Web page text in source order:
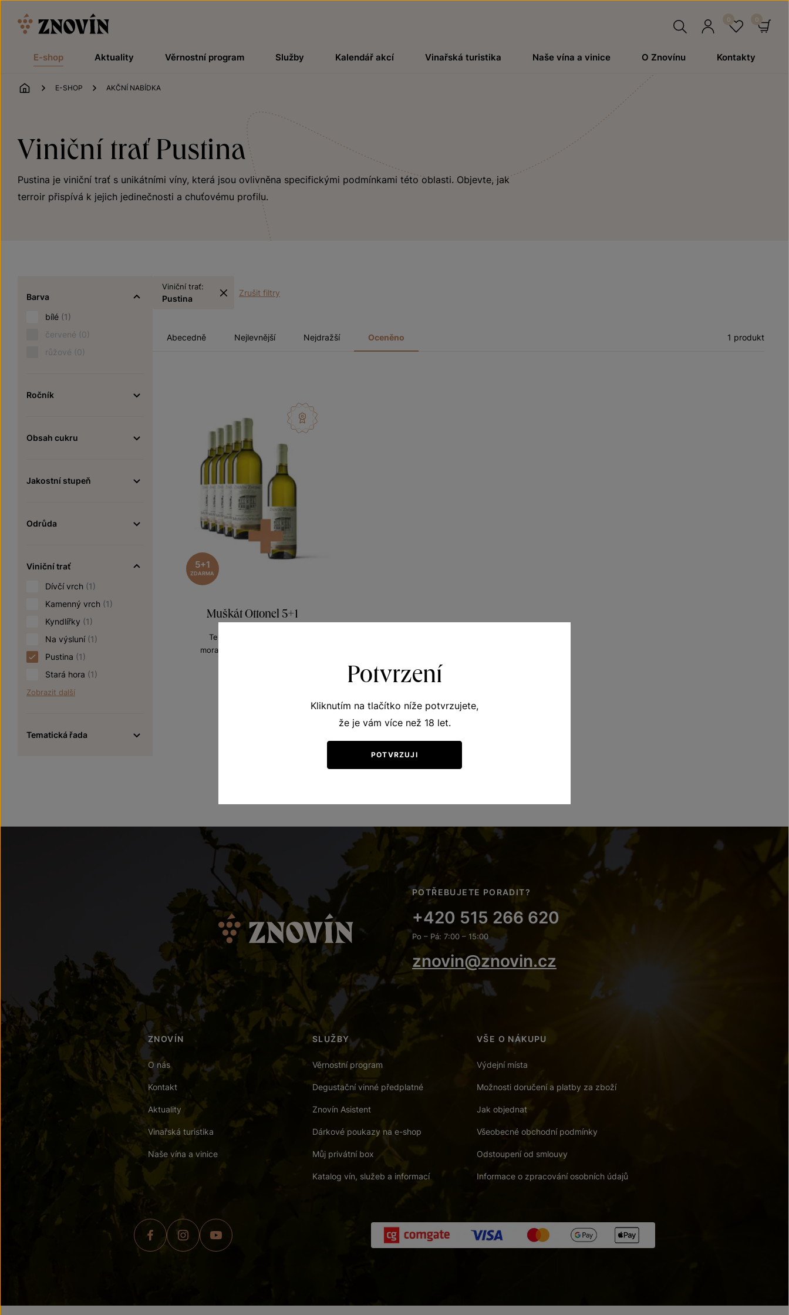
E-shop Aktuality Věrnostní program Služby Kalendář akcí Vinařská turistika Naše vína a vinice O Znovínu Kontakty
ÚVOD
E-SHOP AKČNÍ NABÍDKA
Viniční trať Pustina
Pustina je viniční trať s unikátními víny, která jsou ovlivněna specifickými podmínkami této oblasti. Objevte, jak
terroir přispívá k jejich jedinečnosti a chuťovému profilu.
Barva
bílé (1)
červené (0)
růžové (0)
Ročník
Obsah cukru
Jakostní stupeň
Odrůda
Viniční trať
Dívčí vrch (1)
Kamenný vrch (1)
Kyndlířky (1)
Na výsluní (1)
Pustina (1)
Stará hora (1)
Zobrazit další
Tematická řada
Viniční trať:
Pustina
Zrušit filtry
Abecedně Nejlevnější Nejdražší Oceněno 1 produkt
5+1
ZDARMA
Muškát Ottonel 5+1
Terroir - toulky vinicemi
moravské zemské víno 2020
POTŘEBUJETE PORADIT?
+420 515 266 620
Po – Pá: 7:00 – 15:00
znovin@znovin.cz
ZNOVÍN
O nás
Kontakt
Aktuality
Vinařská turistika
Naše vína a vinice
SLUŽBY
Věrnostní program
Degustační vinné předplatné
Znovín Asistent
Dárkové poukazy na e-shop
Můj privátní box
Katalog vín, služeb a informací
VŠE O NÁKUPU
Výdejní místa
Možnosti doručení a platby za zboží
Jak objednat
Všeobecné obchodní podmínky
Odstoupení od smlouvy
Informace o zpracování osobních údajů
Potvrzení
Kliknutím na tlačítko níže potvrzujete,
že je vám více než 18 let.
POTVRZUJI